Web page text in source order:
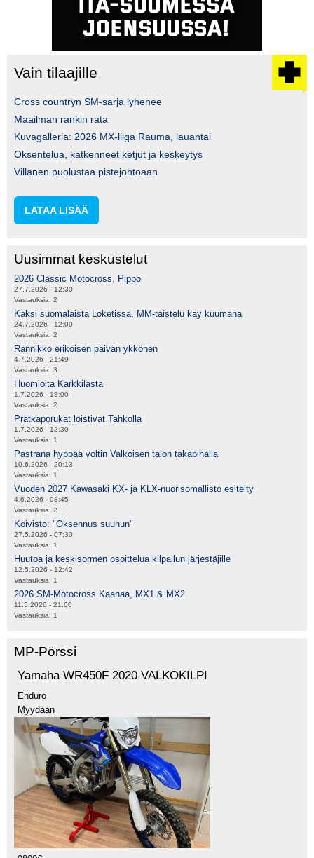
Vain tilaajille
Cross countryn SM-sarja lyhenee
Maailman rankin rata
Kuvagalleria: 2026 MX-liiga Rauma, lauantai
Oksentelua, katkenneet ketjut ja keskeytys
Villanen puolustaa pistejohtoaan
LATAA LISÄÄ
Uusimmat keskustelut
2026 Classic Motocross, Pippo
27.7.2026 - 12:30
Vastauksia: 2
Kaksi suomalaista Loketissa, MM-taistelu käy kuumana
24.7.2026 - 12:00
Vastauksia: 2
Rannikko erikoisen päivän ykkönen
4.7.2026 - 21:49
Vastauksia: 3
Huomioita Karkkilasta
1.7.2026 - 18:00
Vastauksia: 2
Prätkäporukat loistivat Tahkolla
1.7.2026 - 12:30
Vastauksia: 1
Pastrana hyppää voltin Valkoisen talon takapihalla
10.6.2026 - 20:13
Vastauksia: 1
Vuoden 2027 Kawasaki KX- ja KLX-nuorisomallisto esitelty
4.6.2026 - 08:45
Vastauksia: 2
Koivisto: "Oksennus suuhun"
27.5.2026 - 07:30
Vastauksia: 1
Huutoa ja keskisormen osoittelua kilpailun järjestäjille
12.5.2026 - 12:42
Vastauksia: 1
2026 SM-Motocross Kaanaa, MX1 & MX2
11.5.2026 - 21:00
Vastauksia: 1
MP-Pörssi
Yamaha WR450F 2020 VALKOKILPI
Enduro
Myydään